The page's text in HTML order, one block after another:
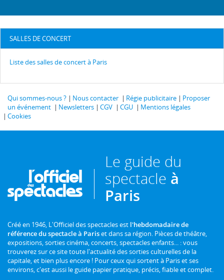
SALLES DE CONCERT
Liste des salles de concert à Paris
Qui sommes-nous ? Nous contacter Régie publicitaire
Proposer
un événement
Newsletters CGV CGU
Mentions légales
Cookies
Le guide du
spectacle à
Paris
Créé en 1946, L'Officiel des spectacles est l'hebdomadaire de
référence du spectacle à Pariset dans sa région. Pièces de théâtre,
expositions, sorties cinéma, concerts, spectacles enfants... : vous
trouverez sur ce site toute l'actualité des sorties culturelles de la
capitale, et bien plus encore ! Pour ceux qui sortent à Paris et ses
environs, c'est aussi le guide papier pratique, précis, fiable et complet.